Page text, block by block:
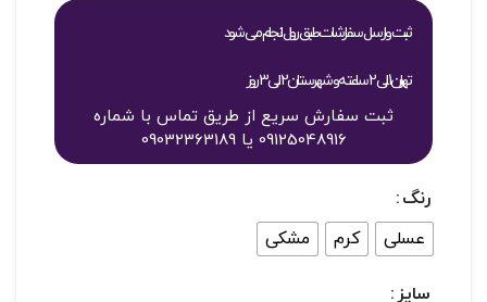
ثبت و ارسال سفارشات طبق روال انجام می شود
تهران 1 الی 2 ساعته و شهرستان 2 الی 3 روز
ثبت سفارش سریع از طریق تماس با شماره
09125048916 یا 09032363189
رنگ
عسلی
کرم مشکی
سایز